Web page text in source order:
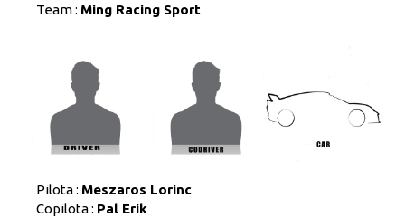
Team : Ming Racing Sport
Pilota : Meszaros Lorinc
Copilota : Pal Erik